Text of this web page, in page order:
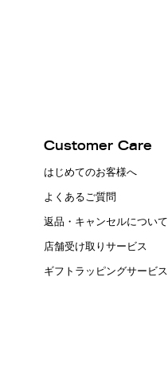
Customer Care
はじめてのお客様へ
よくあるご質問
返品・キャンセルについて
店舗受け取りサービス
ギフトラッピングサービス